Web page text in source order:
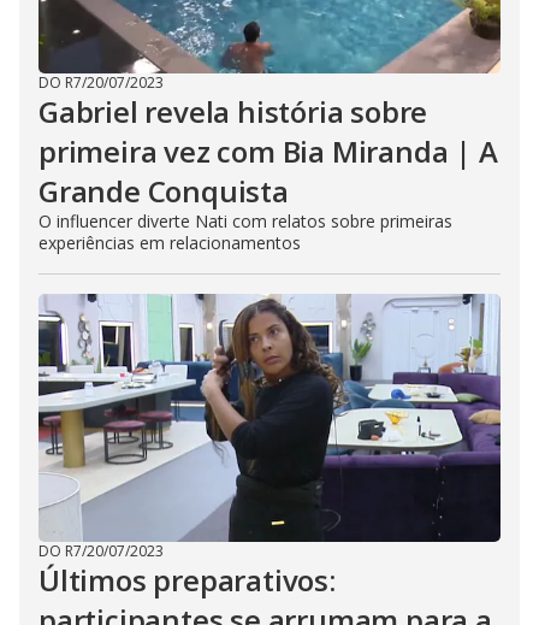
DO R7/20/07/2023
Gabriel revela história sobre
primeira vez com Bia Miranda | A
Grande Conquista
O influencer diverte Nati com relatos sobre primeiras
experiências em relacionamentos
DO R7/20/07/2023
Últimos preparativos: